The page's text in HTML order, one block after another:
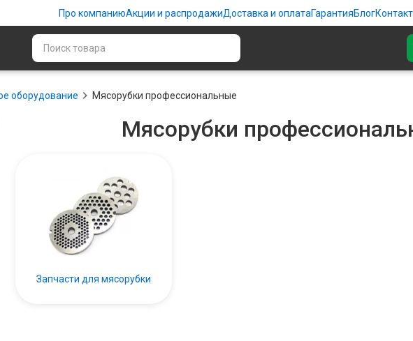
Про компаниюАкции и распродажиДоставка и оплатаГарантияБлог
оборудование Мясорубки профессиональные
Мясорубки
Запчасти для мясорубки